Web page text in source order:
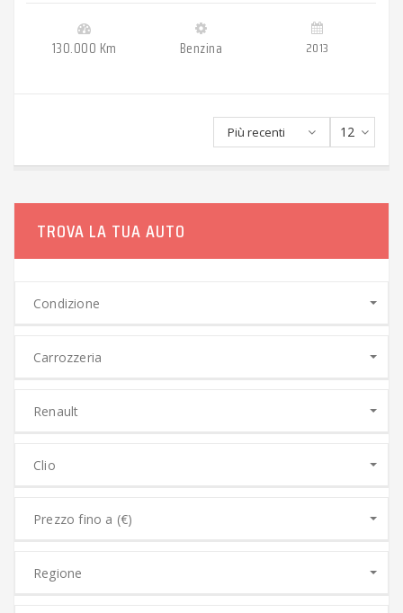
130.000 Km Benzina 2013
12
Più recenti
TROVA LA TUA AUTO
Condizione
Carrozzeria
Renault
Clio
Prezzo fino a (€)
Regione